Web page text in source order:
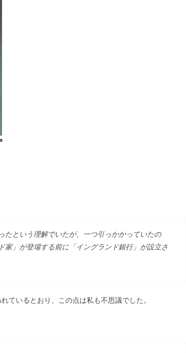
たという理解でいたが、一つ引っかかっていたの
家」が登場する前に「イングランド銀行」が設立さ
ているとおり、この点は私も不思議でした。